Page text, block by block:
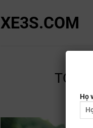
XE3S.COM
TOP
Họ